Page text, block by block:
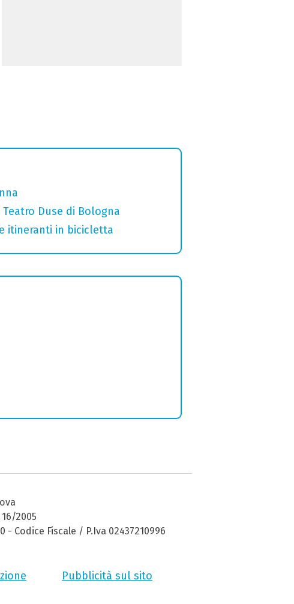
Duse di Bologna
itineranti in bicicletta
2005
- Codice Fiscale / P.Iva 02437210996
Pubblicità sul sito